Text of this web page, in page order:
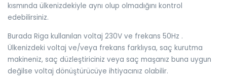
kısmında ülkenizdekiyle aynı olup olmadığını kontrol
edebilirsiniz.
Burada Riga kullanılan voltaj 230V ve frekans 50Hz .
Ülkenizdeki voltaj ve/veya frekans farklıysa, saç kurutma
makineniz, saç düzleştiriciniz veya saç maşanız buna uygun
değilse voltaj dönüştürücüye ihtiyacınız olabilir.